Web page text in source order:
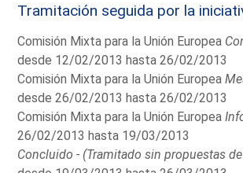
Tramitación seguida por la
Comisión Mixta para la Unión Europea
desde 12/02/2013 hasta 26/02/2013
Comisión Mixta para la Unión Europea
desde 26/02/2013 hasta 26/02/2013
Comisión Mixta para la Unión Europea
26/02/2013 hasta 19/03/2013
Concluido - (Tramitado sin propuestas